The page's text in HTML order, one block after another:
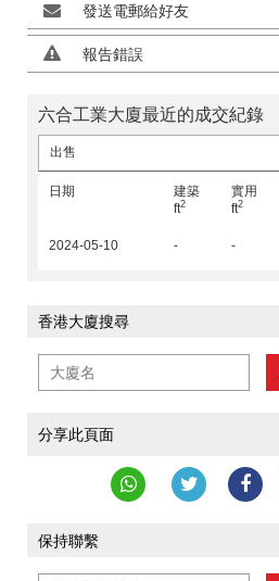
發送電郵給好友
報告錯誤
六合工業大廈最近的成交紀錄
出售
日期
建築
ft2
實用
ft2
2024-05-10 - -
香港大廈搜尋
分享此頁面
保持聯繫